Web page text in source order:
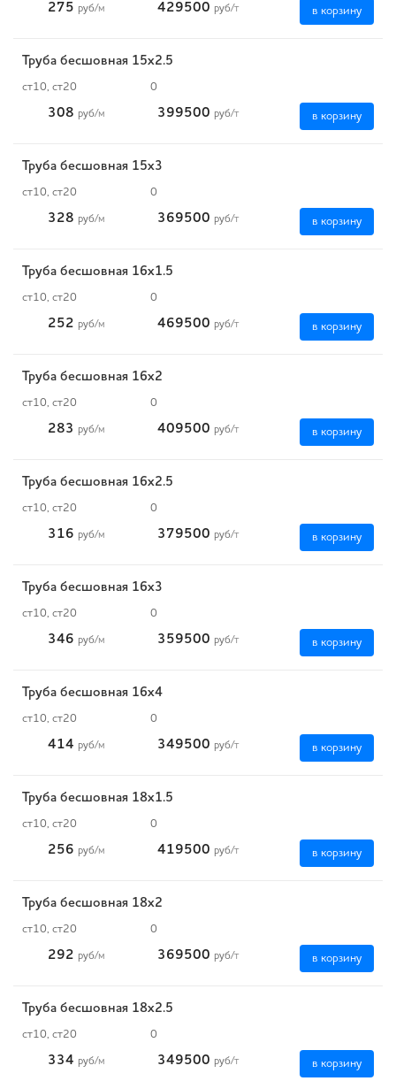
275 руб/м 429500 руб/т в корзину
Труба бесшовная 15х2.5
ст10, ст20 0
308 руб/м 399500 руб/т в корзину
Труба бесшовная 15х3
ст10, ст20 0
328 руб/м 369500 руб/т в корзину
Труба бесшовная 16х1.5
ст10, ст20 0
252 руб/м 469500 руб/т в корзину
Труба бесшовная 16х2
ст10, ст20 0
283 руб/м 409500 руб/т в корзину
Труба бесшовная 16х2.5
ст10, ст20 0
316 руб/м 379500 руб/т в корзину
Труба бесшовная 16х3
ст10, ст20 0
346 руб/м 359500 руб/т в корзину
Труба бесшовная 16х4
ст10, ст20 0
414 руб/м 349500 руб/т в корзину
Труба бесшовная 18х1.5
ст10, ст20 0
256 руб/м 419500 руб/т в корзину
Труба бесшовная 18х2
ст10, ст20 0
292 руб/м 369500 руб/т в корзину
Труба бесшовная 18х2.5
ст10, ст20 0
334 руб/м 349500 руб/т в корзину